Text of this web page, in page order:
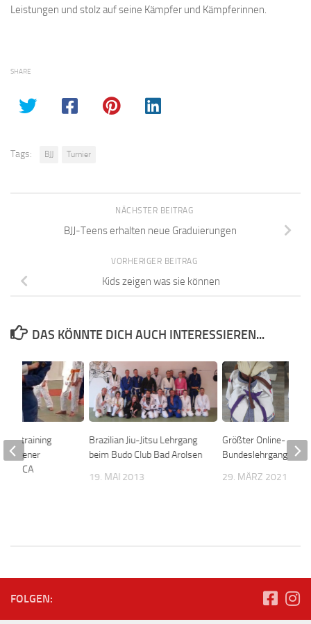
Leistungen und stolz auf seine Kämpfer und Kämpferinnen.
SHARE
Tags: BJJ Turnier
NÄCHSTER BEITRAG
BJJ-Teens erhalten neue Graduierungen
VORHERIGER BEITRAG
Kids zeigen was sie können
DAS KÖNNTE DICH AUCH INTERESSIEREN...
Brazilian Jiu-Jitsu Lehrgang
beim Budo Club Bad Arolsen
19. MAI 2013
Größter Online-
Bundeslehrgang
29. MÄRZ 2021
BCA
FOLGEN: